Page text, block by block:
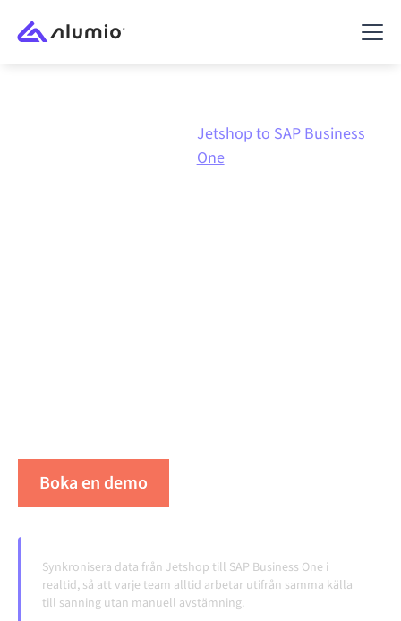
Jetshop to SAP Business
One
Boka en demo
Synkronisera data från Jetshop till SAP Business One i
realtid, så att varje team alltid arbetar utifrån samma källa
till sanning utan manuell avstämning.